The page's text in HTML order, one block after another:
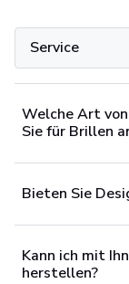
Service
Welche Art
Sie für Brillen
Bieten Sie
Kann ich mit
herstellen?